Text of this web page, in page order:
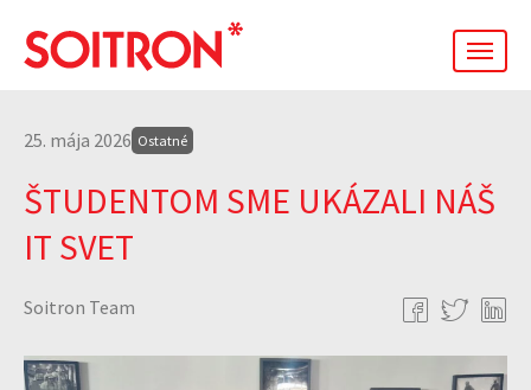
25. mája 2026 Ostatné
ŠTUDENTOM SME UKÁZALI NÁŠ
IT SVET
Soitron Team